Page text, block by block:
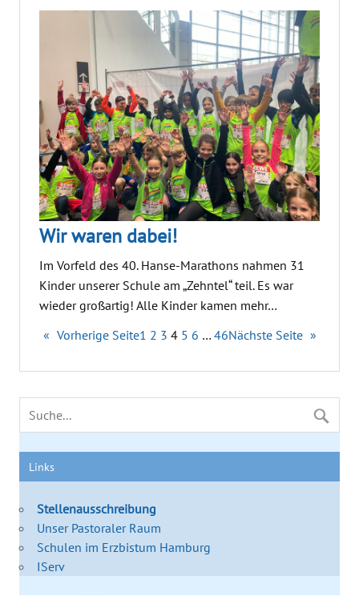
Wir waren dabei!
Im Vorfeld des 40. Hanse-Marathons nahmen 31
Kinder unserer Schule am „Zehntel“ teil. Es war
wieder großartig! Alle Kinder kamen mehr…
« Vorherige Seite1 2 3 4 5 6 … 46Nächste Seite »
Links
Stellenausschreibung
Unser Pastoraler Raum
Schulen im Erzbistum Hamburg
IServ